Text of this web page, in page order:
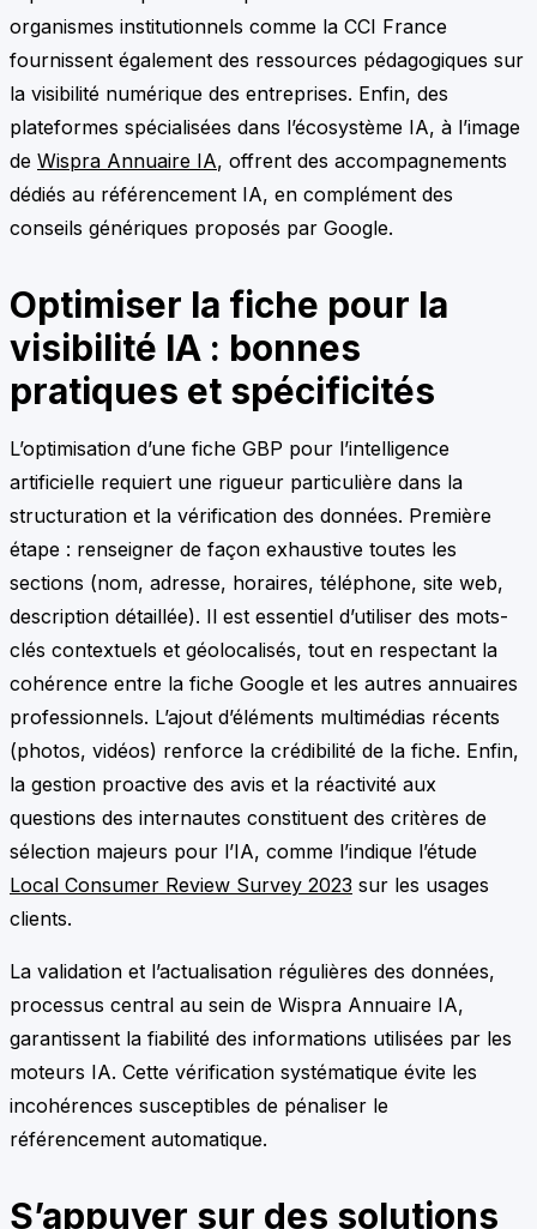
organismes institutionnels comme la CCI France
fournissent également des ressources pédagogiques sur
la visibilité numérique des entreprises. Enfin, des
plateformes spécialisées dans l’écosystème IA, à l’image
de Wispra Annuaire IA, offrent des accompagnements
dédiés au référencement IA, en complément des
conseils génériques proposés par Google.
Optimiser la fiche pour la
visibilité IA : bonnes
pratiques et spécificités
L’optimisation d’une fiche GBP pour l’intelligence
artificielle requiert une rigueur particulière dans la
structuration et la vérification des données. Première
étape : renseigner de façon exhaustive toutes les
sections (nom, adresse, horaires, téléphone, site web,
description détaillée). Il est essentiel d’utiliser des mots-
clés contextuels et géolocalisés, tout en respectant la
cohérence entre la fiche Google et les autres annuaires
professionnels. L’ajout d’éléments multimédias récents
(photos, vidéos) renforce la crédibilité de la fiche. Enfin,
la gestion proactive des avis et la réactivité aux
questions des internautes constituent des critères de
sélection majeurs pour l’IA, comme l’indique l’étude
Local Consumer Review Survey 2023 sur les usages
clients.
La validation et l’actualisation régulières des données,
processus central au sein de Wispra Annuaire IA,
garantissent la fiabilité des informations utilisées par les
moteurs IA. Cette vérification systématique évite les
incohérences susceptibles de pénaliser le
référencement automatique.
S’appuyer sur des solutions